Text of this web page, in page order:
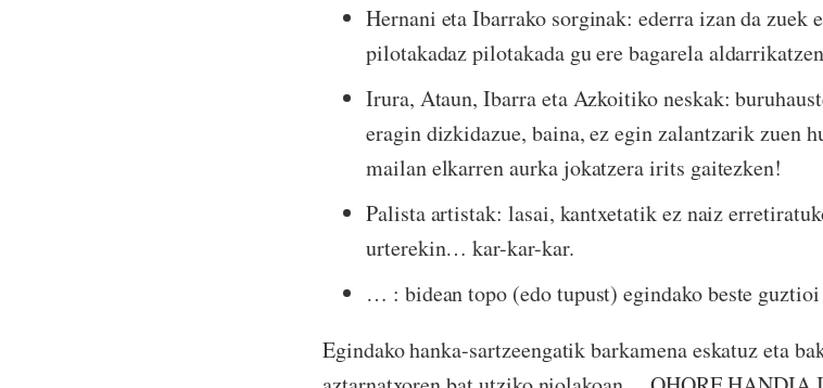
Hernani eta Ibarrako sorginak: ederra izan da zuek
pilotakadaz pilotakada gu ere bagarela
Irura, Ataun, Ibarra eta Azkoitiko neskak:
eragin dizkidazue, baina, ez egin zalantzarik zuen
mailan elkarren aurka jokatzera irits gaitezken!
Palista artistak: lasai, kantxetatik ez naiz
urterekin… kar-kar-kar.
… : bidean topo (edo tupust) egindako beste
Egindako hanka-sartzeengatik barkamena eskatuz eta